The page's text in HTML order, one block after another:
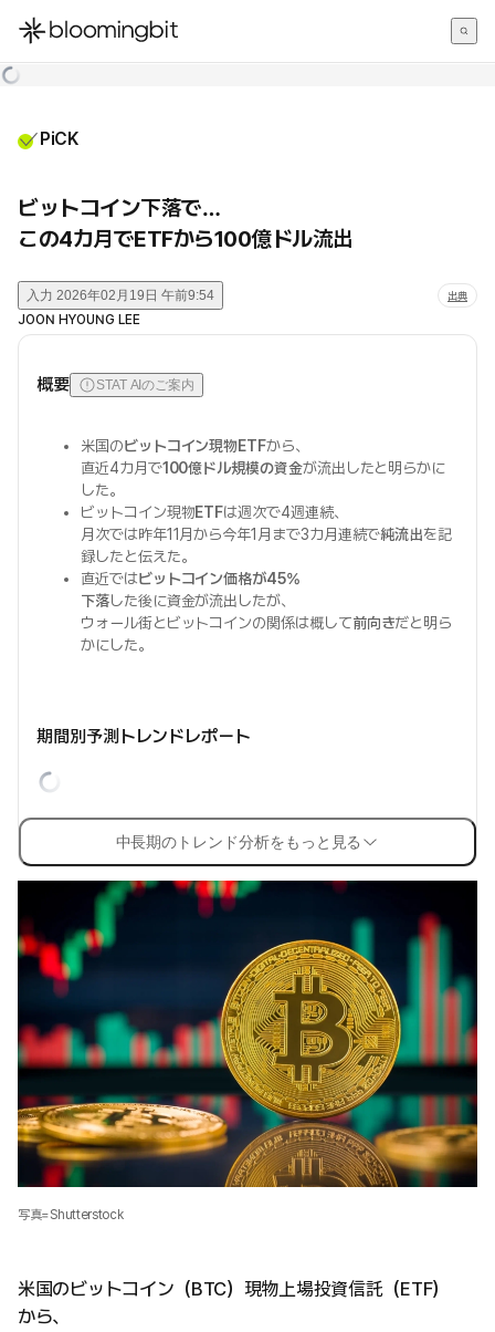
한국어
PiCK
ビットコイン下落で…
この4カ月でETFから100億ドル流出
入力 2026年02月19日 午前9:54 出典
JOON HYOUNG LEE
概要 STAT AIのご案内
米国のビットコイン現物ETFから、
直近4カ月で100億ドル規模の資金が流出したと明らかに
した。
ビットコイン現物ETFは週次で4週連続、
月次では昨年11月から今年1月まで3カ月連続で純流出を記
録したと伝えた。
直近ではビットコイン価格が45%
下落した後に資金が流出したが、
ウォール街とビットコインの関係は概して前向きだと明ら
かにした。
期間別予測トレンドレポート
中長期のトレンド分析をもっと見る
写真=Shutterstock
米国のビットコイン（BTC）現物上場投資信託（ETF）
から、